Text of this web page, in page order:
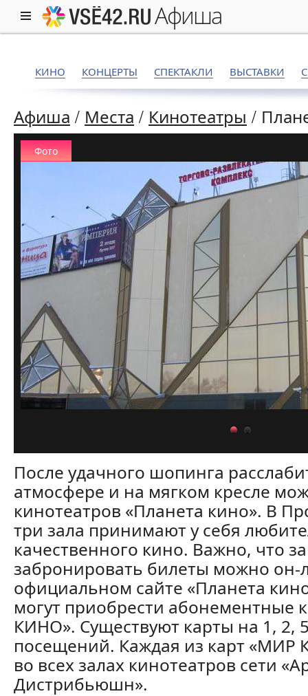
афиша
КИНО КОНЦЕРТЫ СПЕКТАКЛИ ВЫСТАВКИ
Афиша / Места / Кинотеатры /
Фото
После удачного шопинга
атмосфере и на мягком кресле
кинотеатров «Планета кино». В
три зала принимают у себя
качественного кино. Важно, что
забронировать билеты можно он-
официальном сайте «Планета
могут приобрести абонементные
КИНО». Существуют карты на 1, 2,
посещений. Каждая из карт «МИР
во всех залах кинотеатров сети
Дистрибьюшн».